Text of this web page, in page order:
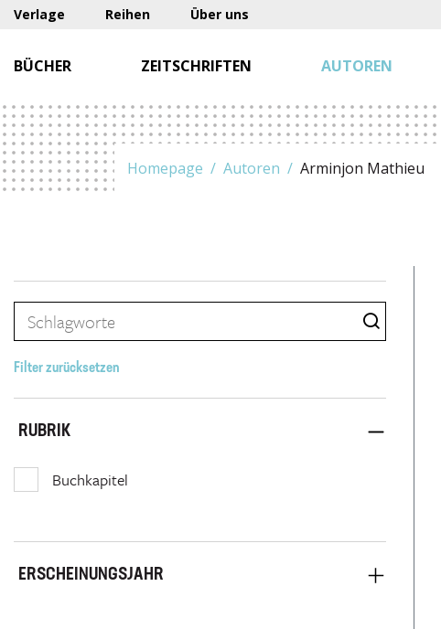
Verlage Reihen Über uns
BÜCHER ZEITSCHRIFTEN AUTOREN
Homepage Autoren Arminjon Mathieu
Filter zurücksetzen
RUBRIK
Buchkapitel
ERSCHEINUNGSJAHR